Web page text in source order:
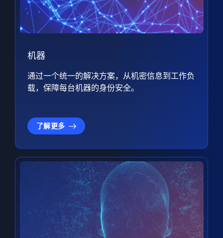
机器
通过一个统一的解决方案，从机密信息到工作负
载，保障每台机器的身份安全。
了解更多